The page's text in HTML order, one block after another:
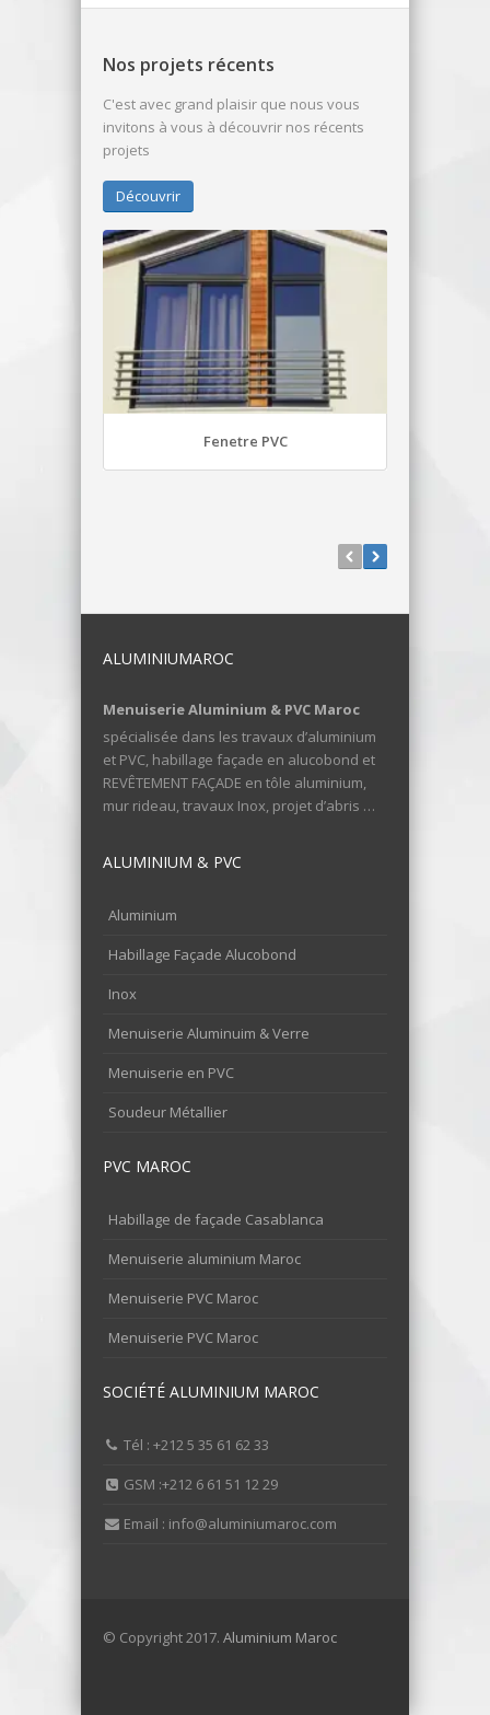
Nos projets récents
C'est avec grand plaisir que nous vous
invitons à vous à découvrir nos récents
projets
Découvrir
Fenetre PVC
ALUMINIUMAROC
Menuiserie Aluminium & PVC Maroc
spécialisée dans les travaux d’aluminium
et PVC, habillage façade en alucobond et
REVÊTEMENT FAÇADE en tôle aluminium,
mur rideau, travaux Inox, projet d’abris …
ALUMINIUM & PVC
Aluminium
Habillage Façade Alucobond
Inox
Menuiserie Aluminuim & Verre
Menuiserie en PVC
Soudeur Métallier
PVC MAROC
Habillage de façade Casablanca
Menuiserie aluminium Maroc
Menuiserie PVC Maroc
Menuiserie PVC Maroc
SOCIÉTÉ ALUMINIUM MAROC
Tél : +212 5 35 61 62 33
GSM :+212 6 61 51 12 29
Email : info@aluminiumaroc.com
© Copyright 2017. Aluminium Maroc